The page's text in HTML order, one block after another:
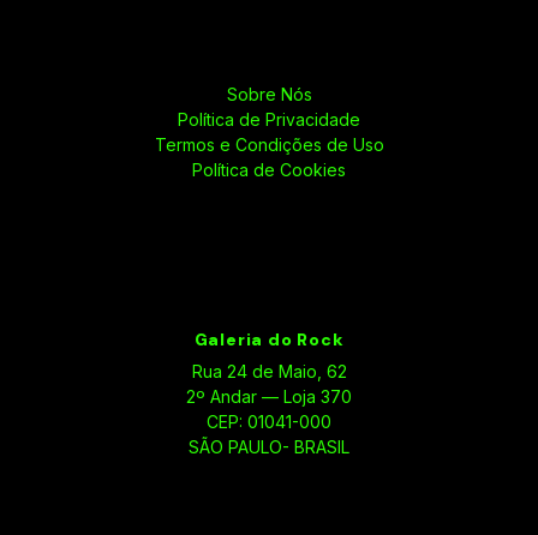
Sobre Nós
Política de Privacidade
Termos e Condições de Uso
Política de Cookies
Galeria do Rock
Rua 24 de Maio, 62
2º Andar — Loja 370
CEP: 01041-000
SÃO PAULO- BRASIL